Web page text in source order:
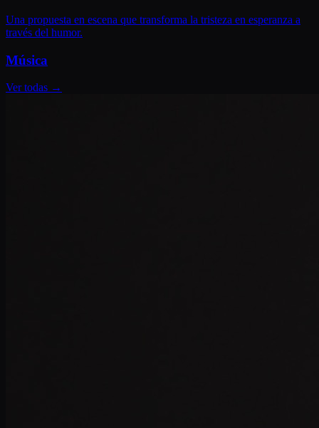
Una propuesta en escena que transforma la tristeza en esperanza a
través del humor.
Música
Ver todas →